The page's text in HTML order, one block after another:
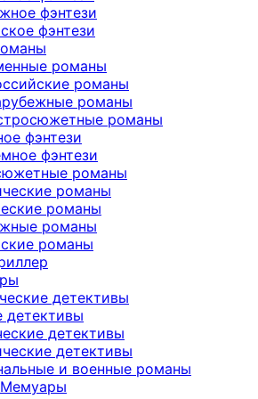
фэнтези
фэнтези
романы
романы
романы
романы
фэнтези
фэнтези
романы
романы
романы
романы
романы
детективы
детективы
детективы
детективы
и военные романы